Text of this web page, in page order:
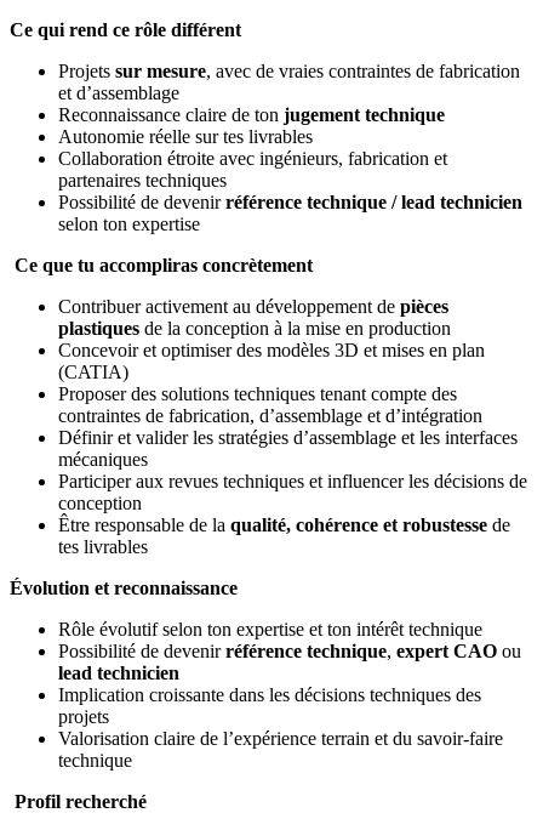
Ce qui rend ce rôle différent
Projets sur mesure, avec de vraies contraintes de fabrication
et d’assemblage
Reconnaissance claire de ton jugement technique
Autonomie réelle sur tes livrables
Collaboration étroite avec ingénieurs, fabrication et
partenaires techniques
Possibilité de devenirréférence technique / lead technicien
selon ton expertise
Ce que tu accompliras concrètement
Contribuer activement au développement de pièces
plastiques de la conception à la mise en production
Concevoir et optimiser des modèles 3D et mises en plan
(CATIA)
Proposer des solutions techniques tenant compte des
contraintes de fabrication, d’assemblage et d’intégration
Définir et valider les stratégies d’assemblage et les interfaces
mécaniques
Participer aux revues techniques et influencer les décisions de
conception
Être responsable de la qualité, cohérence et robustesse de
tes livrables
Évolution et reconnaissance
Rôle évolutif selon ton expertise et ton intérêt technique
Possibilité de devenirréférence technique, expert CAO ou
lead technicien
Implication croissante dans les décisions techniques des
projets
Valorisation claire de l’expérience terrain et du savoir-faire
technique
Profil recherché